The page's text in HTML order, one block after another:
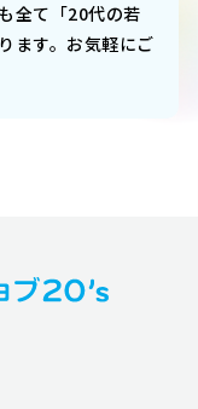
全て「20代の若
ます。お気軽にご